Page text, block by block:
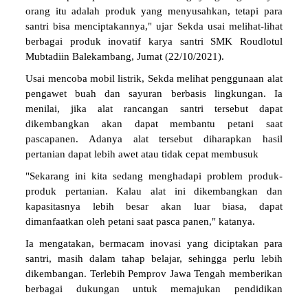
orang itu adalah produk yang menyusahkan, tetapi para
santri bisa menciptakannya," ujar Sekda usai melihat-lihat
berbagai produk inovatif karya santri SMK Roudlotul
Mubtadiin Balekambang, Jumat (22/10/2021).
Usai mencoba mobil listrik, Sekda melihat penggunaan alat
pengawet buah dan sayuran berbasis lingkungan. Ia
menilai, jika alat rancangan santri tersebut dapat
dikembangkan akan dapat membantu petani saat
pascapanen. Adanya alat tersebut diharapkan hasil
pertanian dapat lebih awet atau tidak cepat membusuk
"Sekarang ini kita sedang menghadapi problem produk-
produk pertanian. Kalau alat ini dikembangkan dan
kapasitasnya lebih besar akan luar biasa, dapat
dimanfaatkan oleh petani saat pasca panen," katanya.
Ia mengatakan, bermacam inovasi yang diciptakan para
santri, masih dalam tahap belajar, sehingga perlu lebih
dikembangan. Terlebih Pemprov Jawa Tengah memberikan
berbagai dukungan untuk memajukan pendidikan